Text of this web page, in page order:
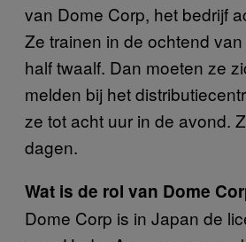
van Dome Corp, het bedrijf
Ze trainen in de ochtend
half twaalf. Dan moeten ze
melden bij het
ze tot acht uur in de avond.
dagen.
Wat is de rol van Dome
Dome Corp is in Japan de